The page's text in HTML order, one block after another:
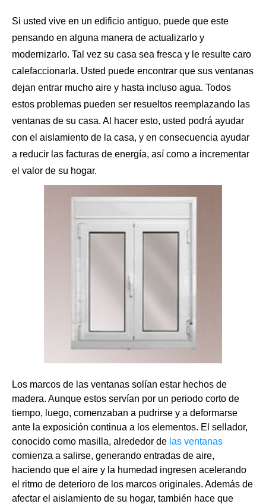
Si usted vive en un edificio antiguo, puede que este
pensando en alguna manera de actualizarlo y
modernizarlo. Tal vez su casa sea fresca y le resulte caro
calefaccionarla. Usted puede encontrar que sus ventanas
dejan entrar mucho aire y hasta incluso agua. Todos
estos problemas pueden ser resueltos reemplazando las
ventanas de su casa. Al hacer esto, usted podrá ayudar
con el aislamiento de la casa, y en consecuencia ayudar
a reducir las facturas de energía, así como a incrementar
el valor de su hogar.
Los marcos de las ventanas solían estar hechos de
madera. Aunque estos servían por un periodo corto de
tiempo, luego, comenzaban a pudrirse y a deformarse
ante la exposición continua a los elementos. El sellador,
conocido como masilla, alrededor de las ventanas
comienza a salirse, generando entradas de aire,
haciendo que el aire y la humedad ingresen acelerando
el ritmo de deterioro de los marcos originales. Además de
afectar el aislamiento de su hogar, también hace que